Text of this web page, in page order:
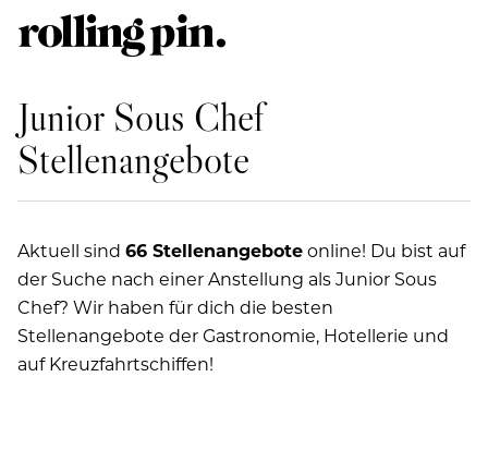
Junior Sous Chef
Stellenangebote
Aktuell sind 66 Stellenangeboteonline! Du bist auf
der Suche nach einer Anstellung als Junior Sous
Chef? Wir haben für dich die besten
Stellenangebote der Gastronomie, Hotellerie und
auf Kreuzfahrtschiffen!